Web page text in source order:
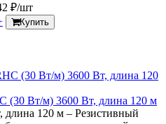
₽/шт
Купить
(30 Вт/м) 3600 Вт, длина 120 м
120 м – Резистивный